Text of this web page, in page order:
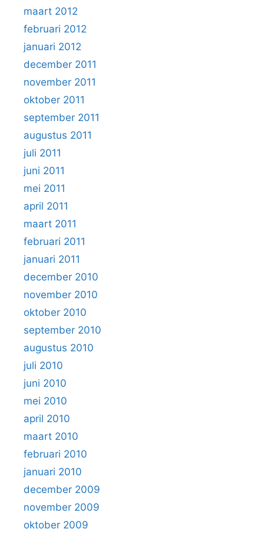
maart 2012
februari 2012
januari 2012
december 2011
november 2011
oktober 2011
september 2011
augustus 2011
juli 2011
juni 2011
mei 2011
april 2011
maart 2011
februari 2011
januari 2011
december 2010
november 2010
oktober 2010
september 2010
augustus 2010
juli 2010
juni 2010
mei 2010
april 2010
maart 2010
februari 2010
januari 2010
december 2009
november 2009
oktober 2009